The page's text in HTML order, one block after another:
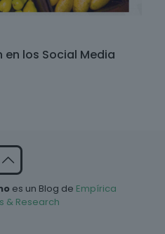
los Social Media
es un Blog de Empírica
& Research